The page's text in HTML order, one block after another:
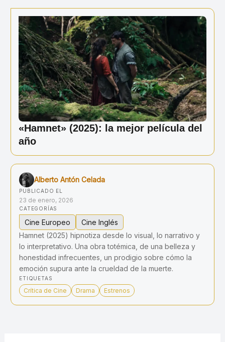
contenido
«Hamnet» (2025): la mejor película del
año
Alberto Antón Celada
PUBLICADO EL
23 de enero, 2026
CATEGORÍAS
Cine Europeo
Cine Inglés
Hamnet (2025) hipnotiza desde lo visual, lo narrativo y
lo interpretativo. Una obra totémica, de una belleza y
honestidad infrecuentes, un prodigio sobre cómo la
emoción supura ante la crueldad de la muerte.
ETIQUETAS
Crítica de Cine Drama Estrenos